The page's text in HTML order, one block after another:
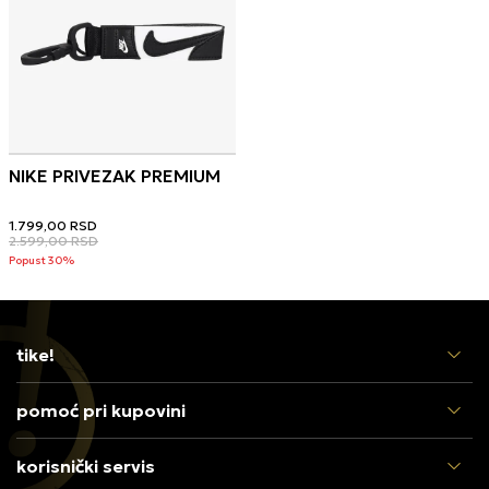
NIKE PRIVEZAK PREMIUM
1.799,00 RSD
2.599,00 RSD
Popust 30%
tike!
pomoć pri kupovini
korisnički servis